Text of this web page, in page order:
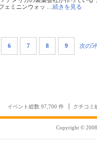
ェミニンウォッ …続きを見る
6 7 8 9 次の5
イベント総数 97,700 件 クチコミ
Copyright ©